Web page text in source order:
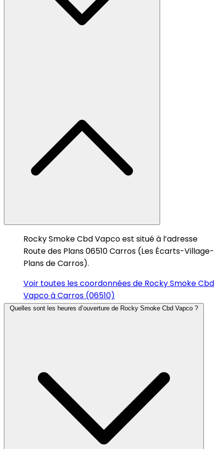
Rocky Smoke Cbd Vapco est situé à l’adresse
Route des Plans 06510 Carros (Les Écarts-Village-
Plans de Carros).
Voir toutes les coordonnées de Rocky Smoke Cbd
Vapco à Carros (06510)
Quelles sont les heures d’ouverture de Rocky Smoke Cbd Vapco ?